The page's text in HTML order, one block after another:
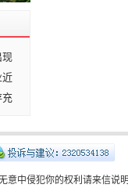
现
近
充
中侵犯你的权利请来信说